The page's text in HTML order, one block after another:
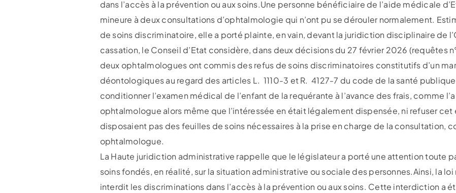
dans l’accès à la prévention ou aux soins.Une personne bénéficiaire de l’aide médicale
mineure à deux consultations d’ophtalmologie qui n’ont pu se dérouler normalement.
de soins discriminatoire, elle a porté plainte, en vain, devant la juridiction disciplinaire de
cassation, le Conseil d’Etat considère, dans deux décisions du 27 février 2026 (requêtes
deux ophtalmologues ont commis des refus de soins discriminatoires constitutifs d’un
déontologiques au regard des articles L. 1110-3 et R. 4127-7 du code de la santé
conditionner l’examen médical de l’enfant de la requérante à l’avance des frais, comme
ophtalmologue alors même que l’intéressée en était légalement dispensée, ni refuser cet
disposaient pas des feuilles de soins nécessaires à la prise en charge de la consultation,
ophtalmologue.
La Haute juridiction administrative rappelle que le législateur a porté une attention toute
soins fondés, en réalité, sur la situation administrative ou sociale des personnes.Ainsi, la
interdit les discriminations dans l’accès à la prévention ou aux soins. Cette interdiction a